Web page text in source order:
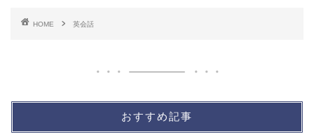
HOME 英会話
おすすめ記事